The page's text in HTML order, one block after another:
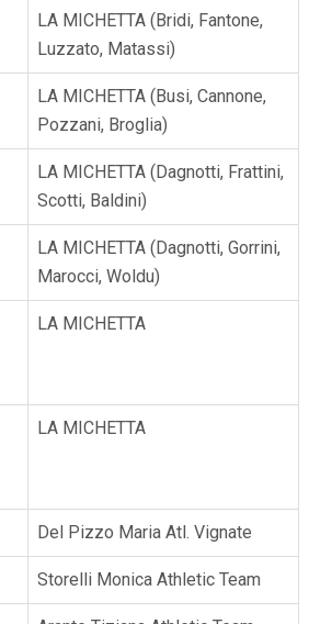
LA MICHETTA (Bridi, Fantone,
Luzzato, Matassi)
LA MICHETTA (Busi, Cannone,
Pozzani, Broglia)
LA MICHETTA (Dagnotti, Frattini,
Scotti, Baldini)
LA MICHETTA (Dagnotti, Gorrini,
Marocci, Woldu)
LA MICHETTA
LA MICHETTA
Del Pizzo Maria Atl. Vignate
Storelli Monica Athletic Team